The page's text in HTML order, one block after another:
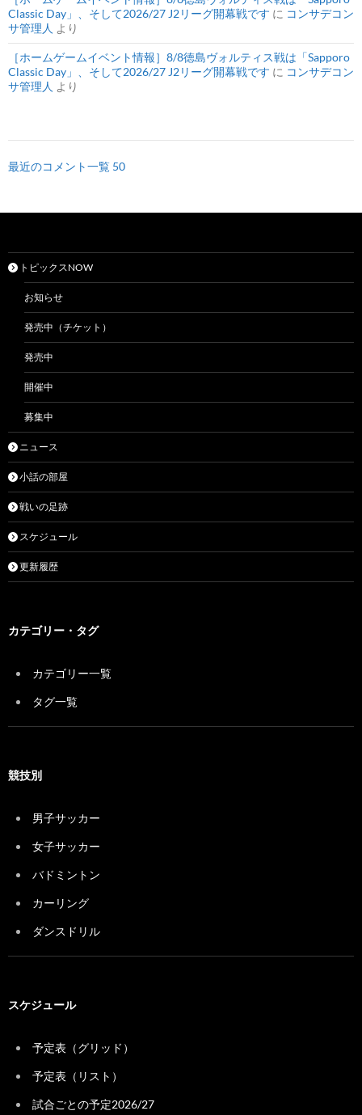
Classic Day」、そして2026/27 J2リーグ開幕戦です に コンサデコン
サ管理人 より
［ホームゲームイベント情報］8/8徳島ヴォルティス戦は「Sapporo
Classic Day」、そして2026/27 J2リーグ開幕戦です に コンサデコン
サ管理人 より
最近のコメント一覧 50
トピックスNOW
お知らせ
発売中（チケット）
発売中
開催中
募集中
ニュース
小話の部屋
戦いの足跡
スケジュール
更新履歴
カテゴリー・タグ
カテゴリー一覧
タグ一覧
競技別
男子サッカー
女子サッカー
バドミントン
カーリング
ダンスドリル
スケジュール
予定表（グリッド）
予定表（リスト）
試合ごとの予定2026/27